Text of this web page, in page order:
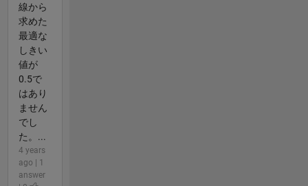
線から
求めた
最適な
しきい
値が
0.5で
はあり
ません
でし
た。...
4 years
ago | 1
answer